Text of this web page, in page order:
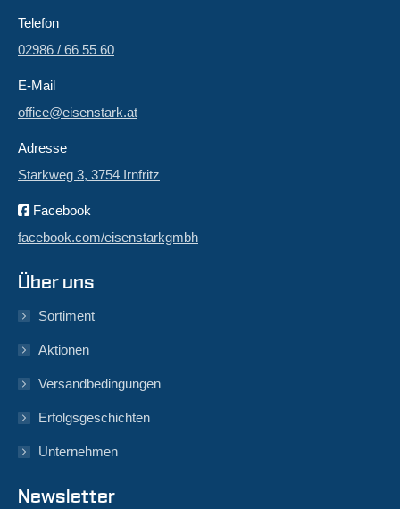
Telefon
02986 / 66 55 60
E-Mail
office@eisenstark.at
Adresse
Starkweg 3, 3754 Irnfritz
Facebook
facebook.com/eisenstarkgmbh
Über uns
Sortiment
Aktionen
Versandbedingungen
Erfolgsgeschichten
Unternehmen
Newsletter